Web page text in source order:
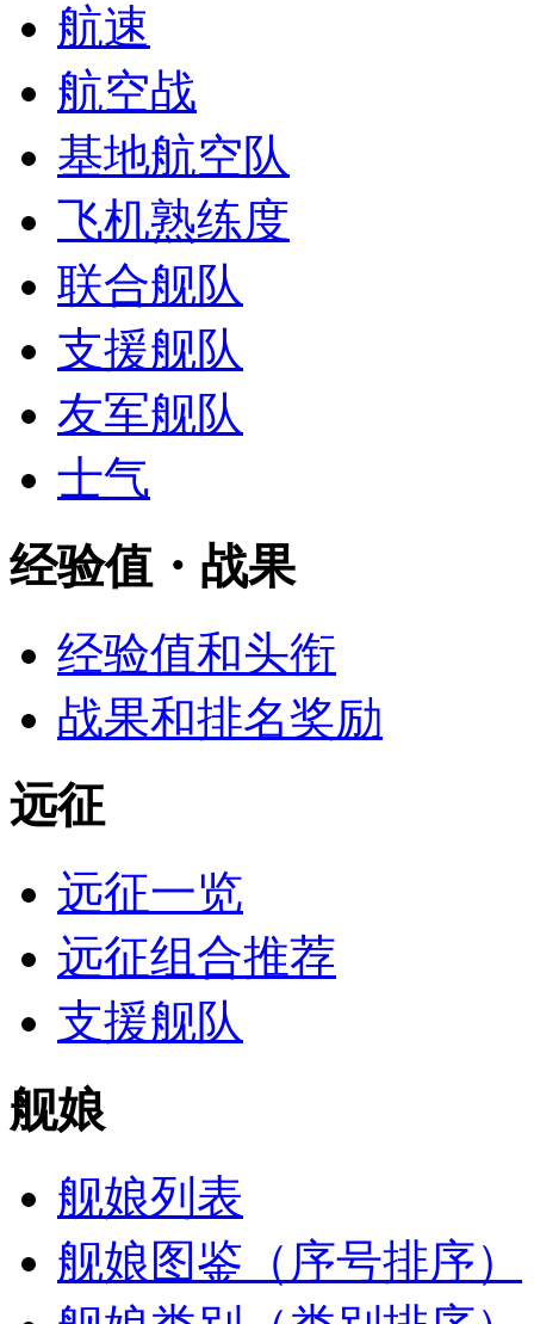
航速
航空战
基地航空队
飞机熟练度
联合舰队
支援舰队
友军舰队
士气
经验值・战果
经验值和头衔
战果和排名奖励
远征
远征一览
远征组合推荐
支援舰队
舰娘
舰娘列表
舰娘图鉴（序号排序）